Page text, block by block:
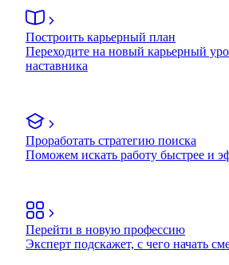
Построить карьерный план
Переходите на новый карьерный
наставника
Проработать стратегию поиска
Поможем искать работу быстрее и
Перейти в новую профессию
Эксперт подскажет, с чего начать